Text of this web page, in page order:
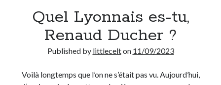
Derniers Commentaires
C’était pas mieux avant… à Lyon
Anthony dansComment j’ai opéré ma vélorution toute personnelle
Quel Lyonnais es-tu,
Renaud Ducher ?
Published by littlecelton 11/09/2023
Voilà longtemps que l’on ne s’était pas vu. Aujourd’hui,